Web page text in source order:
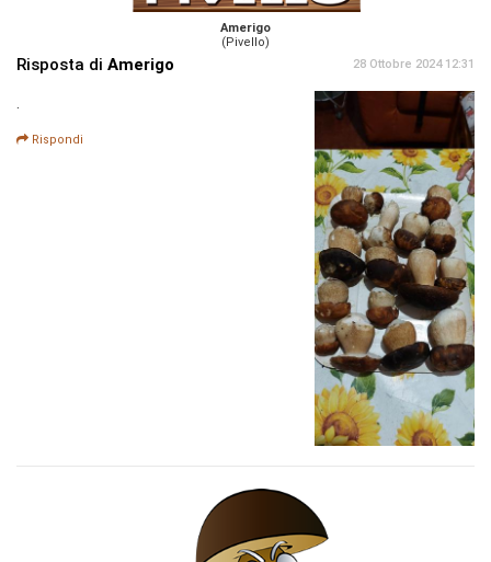
Amerigo
(Pivello)
Risposta di Amerigo 28 Ottobre 2024 12:31
.
Rispondi